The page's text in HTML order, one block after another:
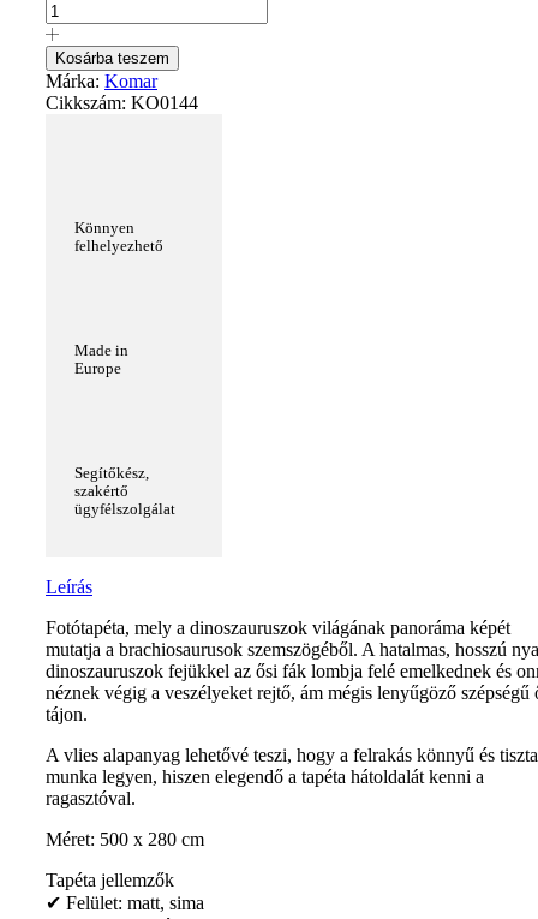
Kosárba teszem
Márka: Komar
Cikkszám: KO0144
Könnyen
felhelyezhető
Made in
Europe
Segítőkész,
szakértő
ügyfélszolgálat
Leírás
Fotótapéta, mely a dinoszauruszok világának panoráma képét
mutatja a brachiosaurusok szemszögéből. A hatalmas, hosszú
dinoszauruszok fejükkel az ősi fák lombja felé emelkednek és
néznek végig a veszélyeket rejtő, ám mégis lenyűgöző szépségű
tájon.
A vlies alapanyag lehetővé teszi, hogy a felrakás könnyű és tiszta
munka legyen, hiszen elegendő a tapéta hátoldalát kenni a
ragasztóval.
Méret: 500 x 280 cm
Tapéta jellemzők
✔ Felület: matt, sima